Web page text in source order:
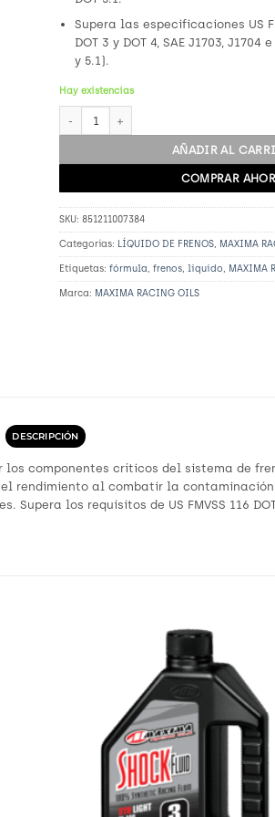
Supera las especificaciones US
DOT 3 y DOT 4, SAE J1703,
y 5.1).
Hay existencias
AÑADIR AL
COMPRAR
SKU: 851211007384
Categorías: LÍQUIDO DE FRENOS, MAXIMA
Etiquetas: fórmula, frenos, liquido, MAXIMA
Marca: MAXIMA RACING OILS
DESCRIPCIÓN
componentes críticos del sistema de
rendimiento al combatir la
los requisitos de US FMVSS 116 DOT